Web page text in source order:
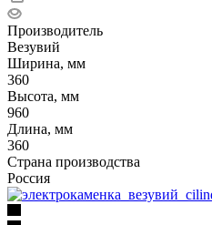
Производитель
Везувий
Ширина, мм
360
Высота, мм
960
Длина, мм
360
Страна производства
Россия